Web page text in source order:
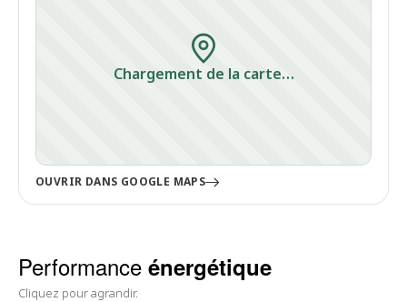
Chargement de la carte…
OUVRIR DANS GOOGLE MAPS
Performance énergétique
Cliquez pour agrandir.